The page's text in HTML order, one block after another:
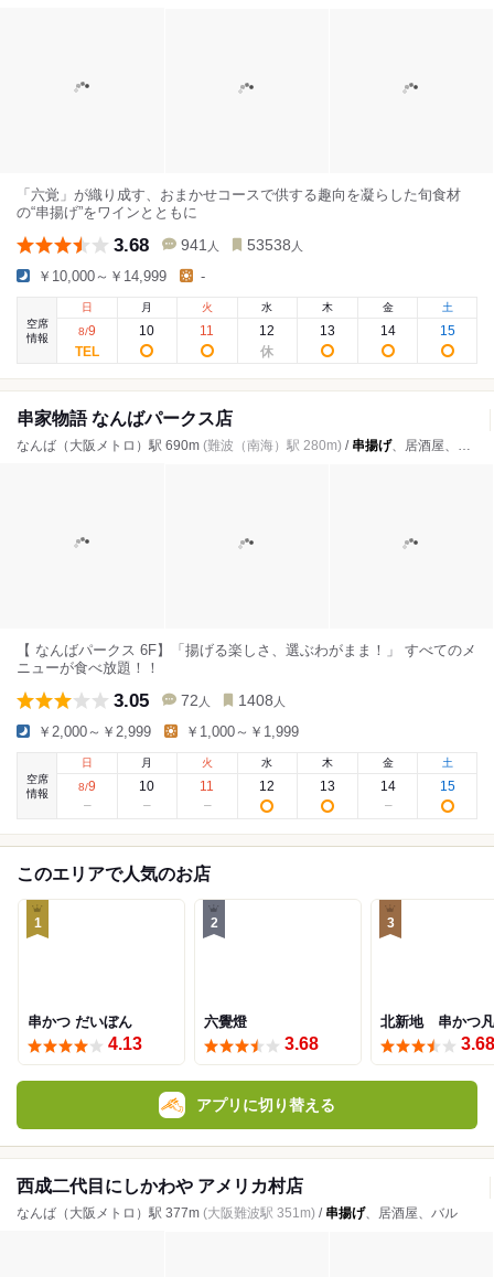
「六覚」が織り成す、おまかせコースで供する趣向を凝らした旬食材
の“串揚げ”をワインとともに
3.68 941 人 53538 人
￥10,000～￥14,999 -
空席
情報
日
8/9
月
10
火
11
水
12
木
13
金
14
土
15
串家物語 なんばパークス店
なんば（大阪メトロ）駅 690m (難波（南海）駅 280m) / 串揚げ、居酒屋、ビュッフェ
【 なんばパークス 6F】「揚げる楽しさ、選ぶわがまま！」 すべてのメ
ニューが食べ放題！！
3.05 72 人 1408 人
￥2,000～￥2,999 ￥1,000～￥1,999
空席
情報
日
8/9
月
10
火
11
水
12
木
13
金
14
土
15
このエリアで人気のお店
1
串かつ だいぼん
4.13
2
六覺燈
3.68
3
北新地 串かつ凡
3.68
アプリに切り替える
西成二代目にしかわや アメリカ村店
なんば（大阪メトロ）駅 377m (大阪難波駅 351m) / 串揚げ、居酒屋、バル